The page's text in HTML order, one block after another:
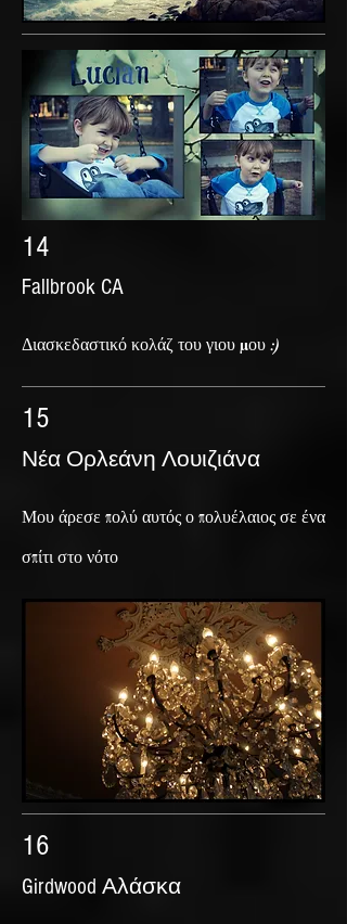
14
Fallbrook CA
Διασκεδαστικό κολάζ του γιου μου :)
15
Νέα Ορλεάνη Λουιζιάνα
Μου άρεσε πολύ αυτός ο πολυέλαιος σε ένα
σπίτι στο νότο
16
Girdwood Αλάσκα